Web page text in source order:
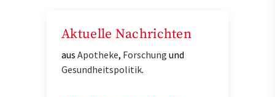
Aktuelle Nachrichten
aus Apotheke, Forschung und
Gesundheitspolitik.